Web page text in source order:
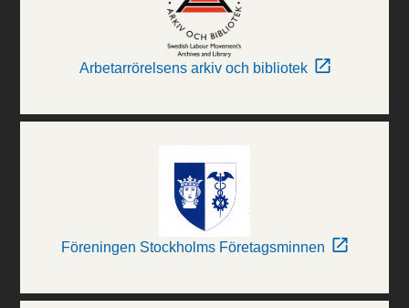
Arbetarrörelsens arkiv och bibliotek
Föreningen Stockholms Företagsminnen